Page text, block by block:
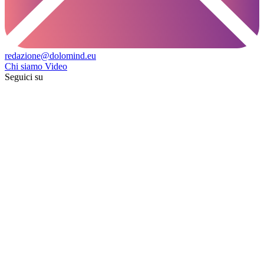
redazione@dolomind.eu
Chi siamo Video
Seguici su